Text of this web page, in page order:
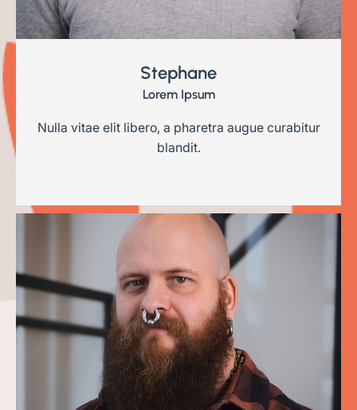
Stephane
Lorem Ipsum
Nulla vitae elit libero, a pharetra augue curabitur
blandit.